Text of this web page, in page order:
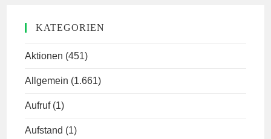
KATEGORIEN
Aktionen (451)
Allgemein (1.661)
Aufruf (1)
Aufstand (1)